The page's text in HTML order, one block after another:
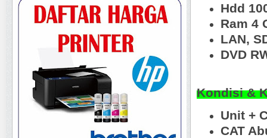
Hdd
Ram 4
LAN,
DVD
Kondisi &
Unit +
CAT